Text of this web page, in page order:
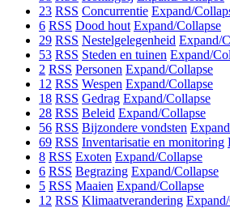
23 RSS Concurrentie Expand/
6 RSS Dood hout Expand/Collapse
29 RSS Nestelgelegenheid Expand/
53 RSS Steden en tuinen Expand/
2 RSS Personen Expand/Collapse
12 RSS Wespen Expand/Collapse
18 RSS Gedrag Expand/Collapse
28 RSS Beleid Expand/Collapse
56 RSS Bijzondere vondsten
69 RSS Inventarisatie en monitoring
8 RSS Exoten Expand/Collapse
6 RSS Begrazing Expand/Collapse
5 RSS Maaien Expand/Collapse
12 RSS Klimaatverandering